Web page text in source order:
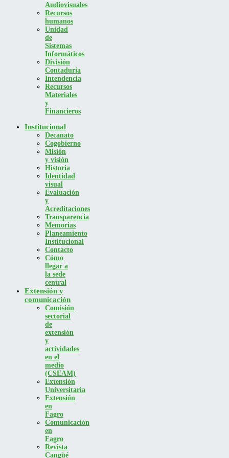
Audiovisuales
Recursos
humanos
Unidad
de
Sistemas
Informáticos
División
Contaduría
Intendencia
Recursos
Materiales
y
Financieros
Institucional
Decanato
Cogobierno
Misión
y visión
Historia
Identidad
visual
Evaluación
y
Acreditaciones
Transparencia
Memorias
Planeamiento
Institucional
Contacto
Cómo
llegar a
la sede
central
Extensión y
comunicación
Comisión
sectorial
de
extensión
y
actividades
en el
medio
(CSEAM)
Extensión
Universitaria
Extensión
en
Fagro
Comunicación
en
Fagro
Revista
Cangüé